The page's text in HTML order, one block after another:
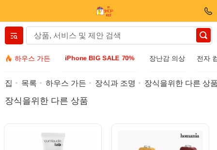
하우스 가든 iPhone BIG SALE 70% 장난감 의상 전자
Вернуться назад
액세서리
집 목록 하우스 가든 장식과 조명 장식을위한 다른 상
장식을위한 다른 상품